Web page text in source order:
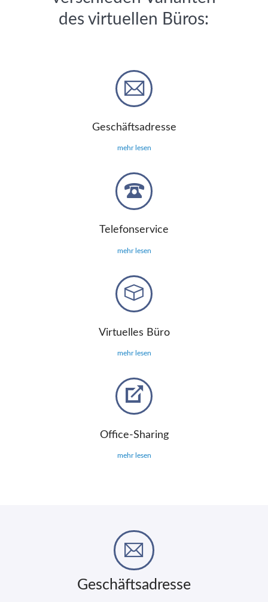
des virtuellen Büros:
Geschäftsadresse
mehr lesen
Telefonservice
mehr lesen
Virtuelles Büro
mehr lesen
Office-Sharing
mehr lesen
Geschäftsadresse